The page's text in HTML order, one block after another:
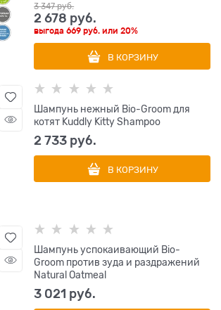
3 347 руб.
2 678 руб.
выгода669 руб. или20%
В КОРЗИНУ
Шампунь нежный Bio-Groom для
котят Kuddly Kitty Shampoo
2 733 руб.
В КОРЗИНУ
Шампунь успокаивающий Bio-
Groom против зуда и раздражений
Natural Oatmeal
3 021 руб.